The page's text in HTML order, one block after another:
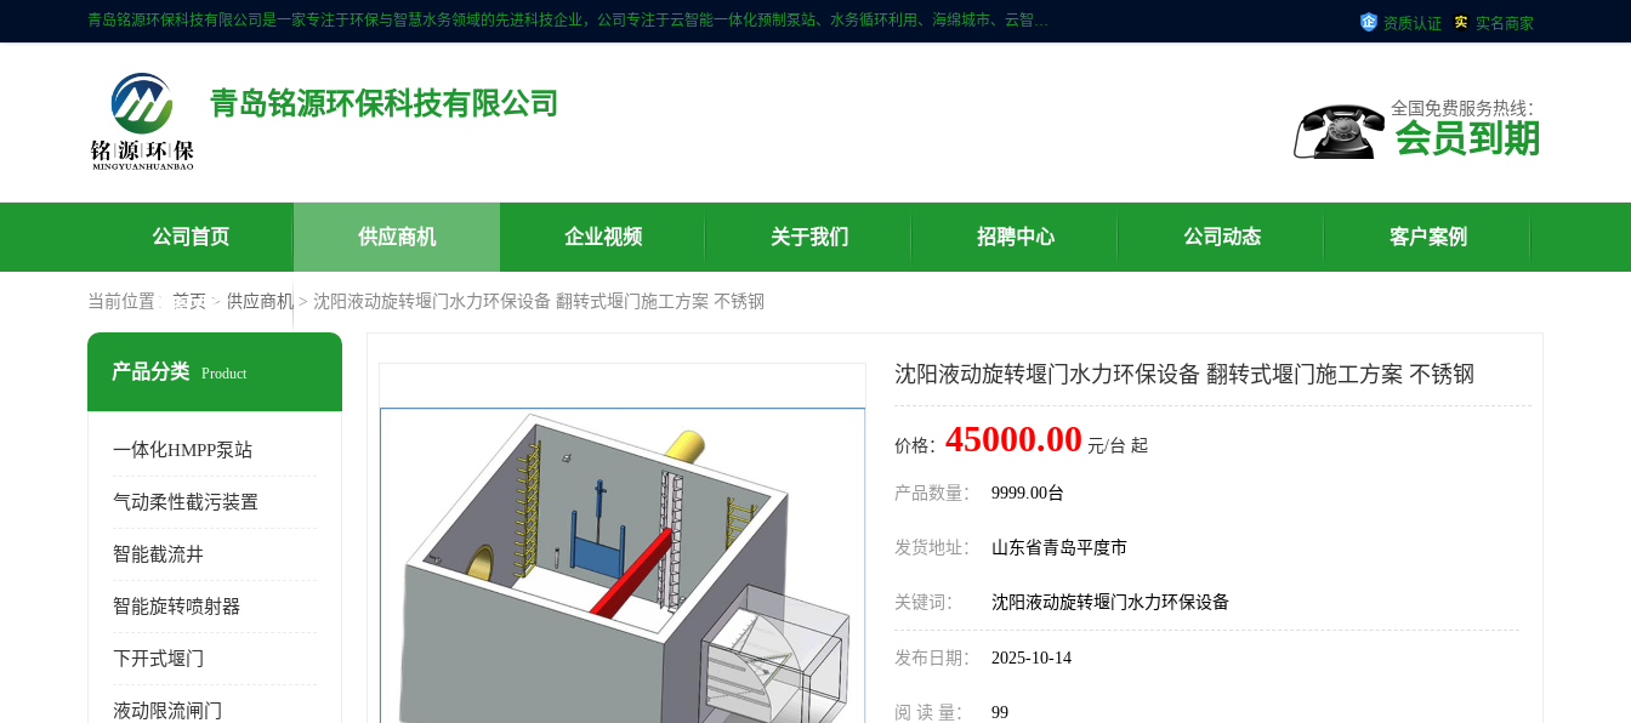
青岛铭源环保科技有限公司是一家专注于环保与智慧水务领域的先进科技企业，公司专注于云智能一体化预制泵站、水务循环利用、海绵城市、云智慧水务开发及新型环保技术研发等领域。铭源环保以为客户提供优质产品、专业技术服务为己任。为客户提供量身定制方案，提供多种配置方案满足实际使用要求。严控供货周期，并提供高标准后期维护。以环保为己任，视质量如生命，以技术做先导，靠诚信赢客户。 资质认证 实名商家
青岛铭源环保科技有限公司 全国免费服务热线：
会员到期
公司首页 供应商机 企业视频 关于我们 招聘中心 公司动态 客户案例
联系方式
当前位置： 首页 > 供应商机 > 沈阳液动旋转堰门水力环保设备 翻转式堰门施工方案 不锈钢
产品分类 Product
一体化HMPP泵站
气动柔性截污装置
智能截流井
智能旋转喷射器
下开式堰门
液动限流闸门
沈阳液动旋转堰门水力环保设备 翻转式堰门施工方案 不锈钢
价格： 45000.00 元/台 起
产品数量： 9999.00台
发货地址： 山东省青岛平度市
关键词： 沈阳液动旋转堰门水力环保设备
发布日期： 2025-10-14
阅 读 量： 99